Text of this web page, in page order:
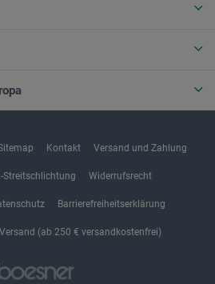
Kontakt Versand und Zahlung
Streitschlichtung Widerrufsrecht
Barrierefreiheitserklärung
(ab 250 € versandkostenfrei)